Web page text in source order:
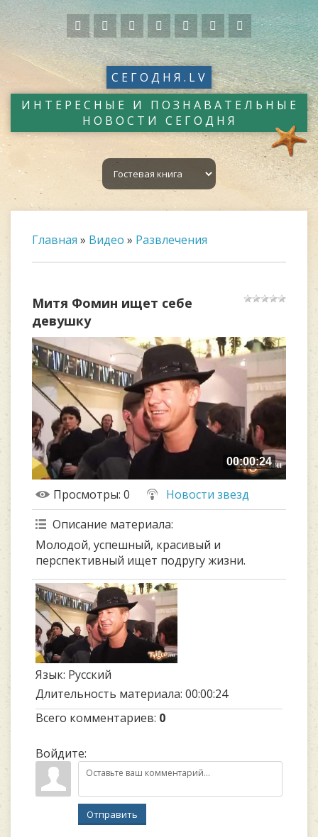
СЕГОДНЯ.LV
ИНТЕРЕСНЫЕ И ПОЗНАВАТЕЛЬНЫЕ
НОВОСТИ СЕГОДНЯ
Главная » Видео » Развлечения
Митя Фомин ищет себе
девушку
00:00:24
Просмотры: 0
Новости звезд
Описание материала:
Молодой, успешный, красивый и
перспективный ищет подругу жизни.
Язык: Русский
Длительность материала: 00:00:24
Всего комментариев: 0
Войдите:
Отправить